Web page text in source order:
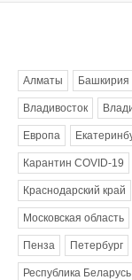
Алматы Башкирия
Владивосток
Европа
Карантин COVID-19
Краснодарский край
Московская область
Пенза Петербург
Республика Беларусь